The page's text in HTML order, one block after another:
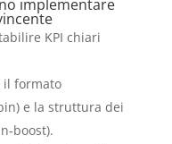
implementare
KPI chiari
il formato
e la struttura dei